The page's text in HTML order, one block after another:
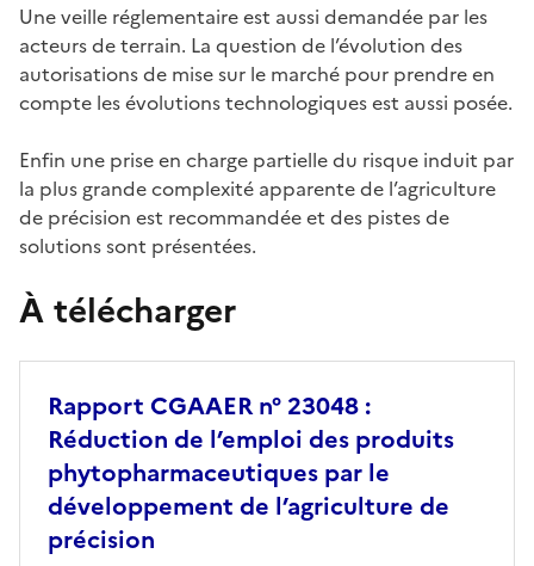
Une veille réglementaire est aussi demandée par les
acteurs de terrain. La question de l’évolution des
autorisations de mise sur le marché pour prendre en
compte les évolutions technologiques est aussi posée.
Enfin une prise en charge partielle du risque induit par
la plus grande complexité apparente de l’agriculture
de précision est recommandée et des pistes de
solutions sont présentées.
À télécharger
Rapport CGAAER n° 23048 :
Réduction de l’emploi des produits
phytopharmaceutiques par le
développement de l’agriculture de
précision